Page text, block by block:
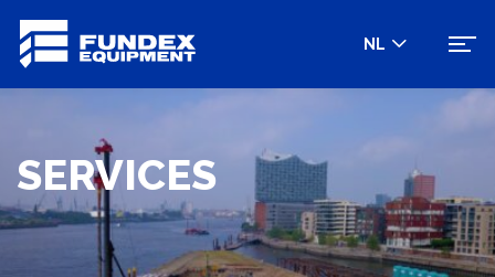
NL
SERVICES